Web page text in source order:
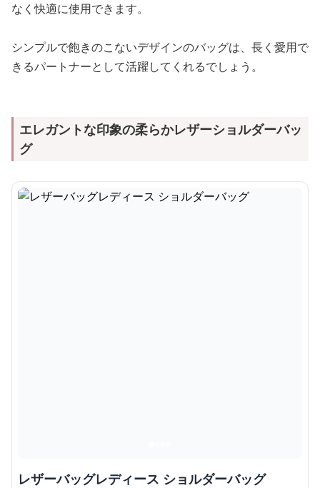
なく快適に使用できます。
シンプルで飽きのこないデザインのバッグは、長く愛用で
きるパートナーとして活躍してくれるでしょう。
エレガントな印象の柔らかレザーショルダーバッ
グ
レザーバッグレディース ショルダーバッグ